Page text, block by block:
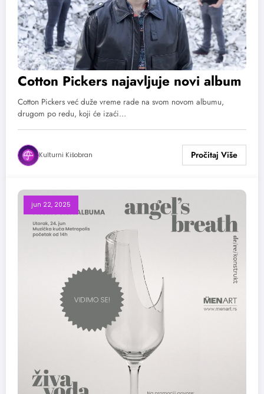
Cotton Pickers najavljuje novi album
Cotton Pickers već duže vreme rade na svom novom albumu,
drugom po redu, koji će izaći…
Kulturni Kišobran
jun 22, 2025